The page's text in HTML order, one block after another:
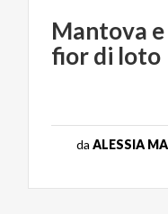
Mantova e
fiordi loto
da ALESSIA